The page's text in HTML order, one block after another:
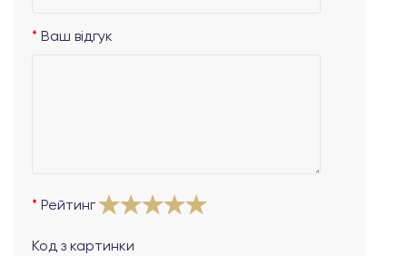
Ваш відгук
Рейтинг
Код з картинки